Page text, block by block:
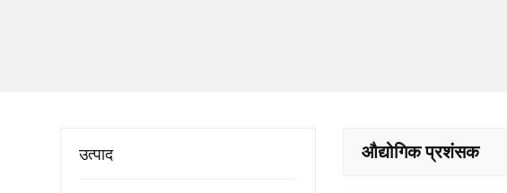
औद्योगिक प्रशंसक
उत्पाद